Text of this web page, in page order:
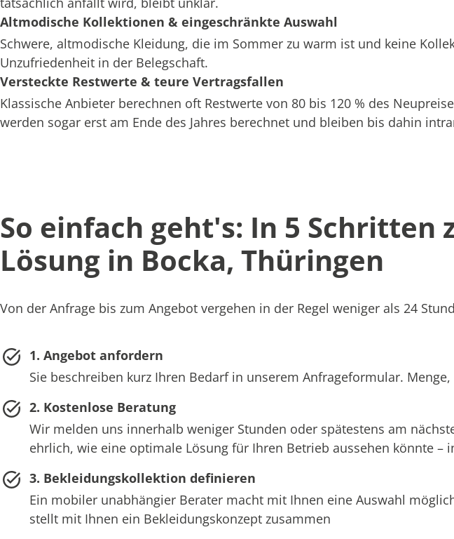
Altmodische Kollektionen & eingeschränkte Auswahl
Schwere, altmodische Kleidung, die im Sommer zu warm ist und keine
Unzufriedenheit in der Belegschaft.
Versteckte Restwerte & teure Vertragsfallen
Klassische Anbieter berechnen oft Restwerte von 80 bis 120 % des
werden sogar erst am Ende des Jahres berechnet und bleiben bis dahin
So einfach geht's: In 5 Schritten
Lösung in Bocka, Thüringen
Von der Anfrage bis zum Angebot vergehen in der Regel weniger als 24
1. Angebot anfordern
Sie beschreiben kurz Ihren Bedarf in unserem Anfrageformular.
2. Kostenlose Beratung
Wir melden uns innerhalb weniger Stunden oder spätestens am
ehrlich, wie eine optimale Lösung für Ihren Betrieb aussehen könnte –
3. Bekleidungskollektion definieren
Ein mobiler unabhängier Berater macht mit Ihnen eine Auswahl
stellt mit Ihnen ein Bekleidungskonzept zusammen